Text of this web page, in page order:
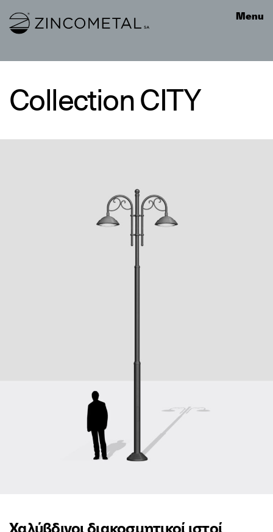
Link to homepage Menu
Collection CITY
Χαλύβδινοι διακοσμητικοί ιστοί